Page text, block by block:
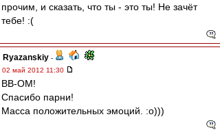
прочим, и сказать, что ты - это ты! Не зачёт
тебе! :(
Ryazanskiy -
02 май 2012 11:30
ВВ-ОМ!
Спасибо парни!
Масса положительных эмоций. :о)))